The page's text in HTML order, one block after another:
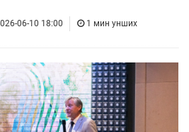
06-10 18:00 1 мин унших